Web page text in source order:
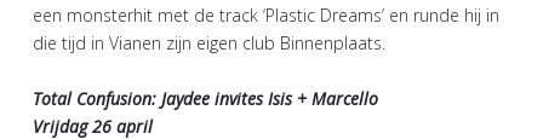
een monsterhit met de track ‘Plastic Dreams’ en runde hij in
die tijd in Vianen zijn eigen club Binnenplaats.
Total Confusion: Jaydee invites Isis + Marcello
Vrijdag 26 april